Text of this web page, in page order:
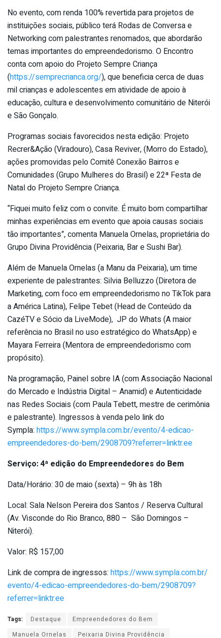
No evento, com renda 100% revertida para projetos de
instituições sociais, público terá Rodas de Conversa e
Networking com palestrantes renomados, que abordarão
temas importantes do empreendedorismo. O Encontro
conta com apoio do Projeto Sempre Criança
(https://semprecrianca.org/), que beneficia cerca de duas
mil crianças e adolescentes em atividade de apoio à
educação, cultura e desenvolvimento comunitário de Niterói
e São Gonçalo.
Programas sociais favorecidos nesta edição: Projeto
Recrer&Ação (Viradouro), Casa Reviver, (Morro do Estado),
ações promovidas pelo Comitê Conexão Bairros e
Comunidades (Grupo Mulheres do Brasil) e 22ª Festa de
Natal do Projeto Sempre Criança.
“Fiquei muito feliz com o convite. É muito bom compartilhar
minhas experiências em evento que apoia causas sociais
tão importantes”, comenta Manuela Ornelas, proprietária do
Grupo Divina Providência (Peixaria, Bar e Sushi Bar).
Além de Manuela Ornelas (a Manu da Peixaria), um time
experiente de palestrantes: Silvia Belluzzo (Diretora de
Marketing, com foco em empreendedorismo no TikTok para
a América Latina), Felipe Tebet (Head de Conteúdo da
CazéTV e Sócio da LiveMode), JP do Whats (A maior
referência no Brasil no uso estratégico do WhatsApp) e
Mayara Ferreira (Mentora de empreendedorismo com
propósito).
Na programação, Painel sobre IA (com Associação Nacional
do Mercado e Indústria Digital – Anamid) e Autenticidade
nas Redes Sociais (com Paula Tebett, mestre de cerimônia
e palestrante). Ingressos à venda pelo link do
Sympla: https://www.sympla.com.br/evento/4-edicao-
empreendedores-do-bem/2908709?referrer=linktr.ee
Serviço: 4ª edição do Empreendedores do Bem
Data/Horário: 30 de maio (sexta) – 9h às 18h
Local: Sala Nelson Pereira dos Santos / Reserva Cultural
(Av. Visconde do Rio Branco, 880 – São Domingos –
Niterói).
Valor: R$ 157,00
Link de compra de ingressos: https://www.sympla.com.br/
evento/4-edicao-empreendedores-do-bem/2908709?
referrer=linktr.ee
Tags: Destaque
Empreendedores do Bem
Manuela Ornelas
Peixaria Divina Providência